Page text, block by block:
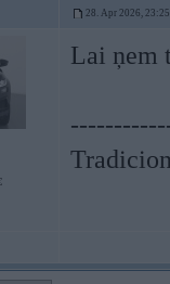
28. Apr 2026, 23:25
Lai ņem